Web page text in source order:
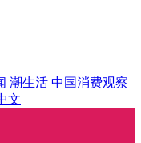
潮生活 中国消费观察
文